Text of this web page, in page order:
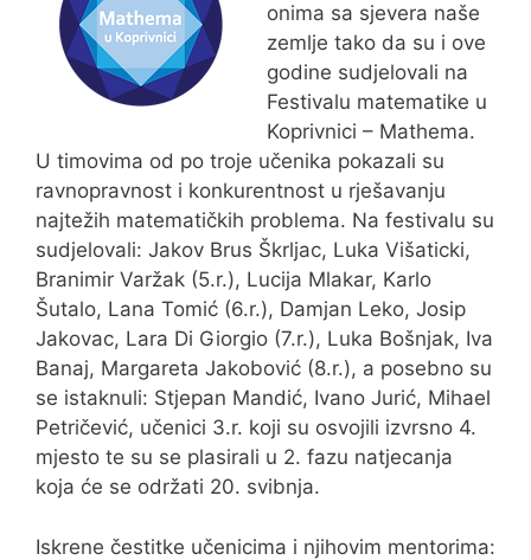
onima sa sjevera naše
zemlje tako da su i ove
godine sudjelovali na
Festivalu matematike u
Koprivnici – Mathema.
U timovima od po troje učenika pokazali su
ravnopravnost i konkurentnost u rješavanju
najtežih matematičkih problema. Na festivalu su
sudjelovali: Jakov Brus Škrljac, Luka Višaticki,
Branimir Varžak (5.r.), Lucija Mlakar, Karlo
Šutalo, Lana Tomić (6.r.), Damjan Leko, Josip
Jakovac, Lara Di Giorgio (7.r.), Luka Bošnjak, Iva
Banaj, Margareta Jakobović (8.r.), a posebno su
se istaknuli: Stjepan Mandić, Ivano Jurić, Mihael
Petričević, učenici 3.r. koji su osvojili izvrsno 4.
mjesto te su se plasirali u 2. fazu natjecanja
koja će se održati 20. svibnja.
Iskrene čestitke učenicima i njihovim mentorima: